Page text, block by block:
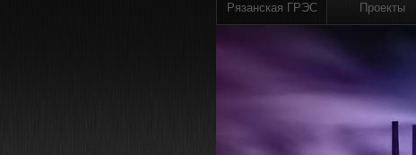
Рязанская ГРЭС Проекты